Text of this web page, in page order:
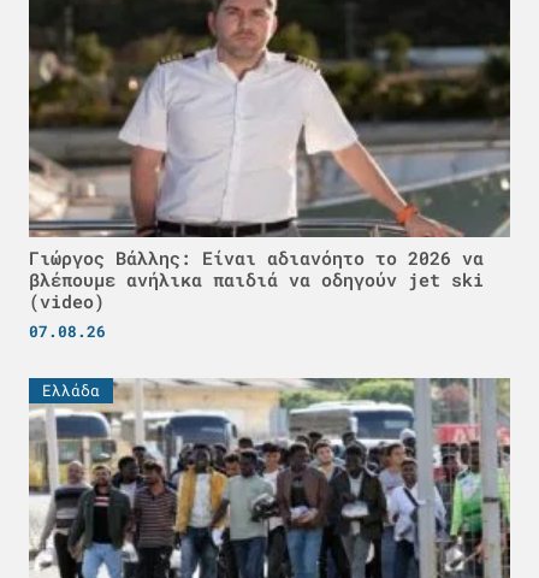
Γιώργος Βάλλης: Είναι αδιανόητο το 2026 να
βλέπουμε ανήλικα παιδιά να οδηγούν jet ski
(video)
07.08.26
Ελλάδα